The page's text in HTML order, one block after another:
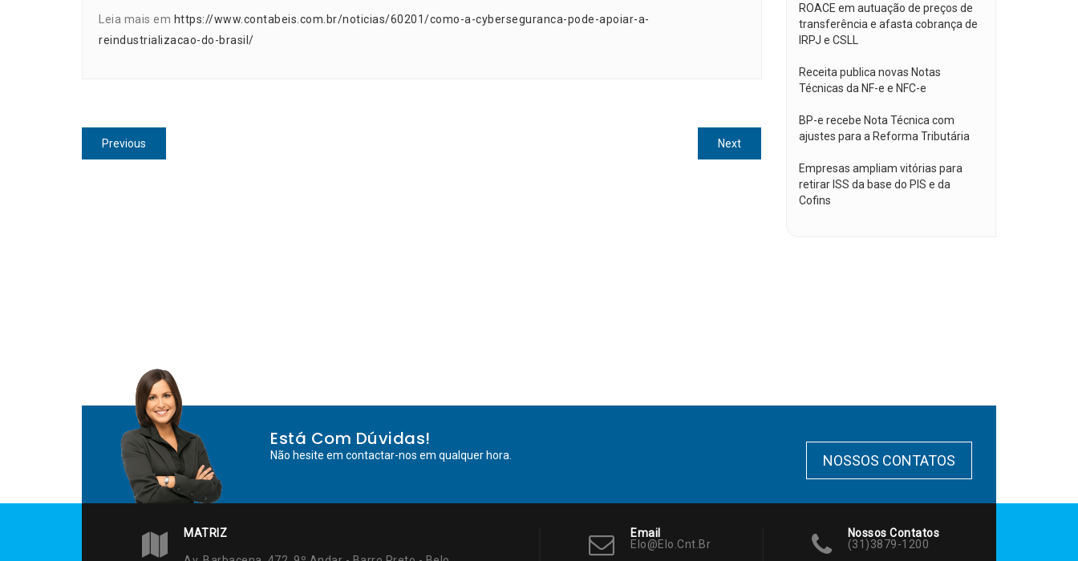
Leia mais em https://www.contabeis.com.br/noticias/60201/como-a-cyberseguranca-pode-apoiar-a-
reindustrializacao-do-brasil/
Navegação
de
Previous
post:
NextNext
post:
ROACE em autuação de preços de
transferência e afasta cobrança de
IRPJ e CSLL
Receita publica novas Notas
Técnicas da NF-e e NFC-e
BP-e recebe Nota Técnica com
ajustes para a Reforma Tributária
Empresas ampliam vitórias para
retirar ISS da base do PIS e da
Cofins
Está Com Dúvidas!
Não hesite em contactar-nos em qualquer hora. NOSSOS CONTATOS
MATRIZ
Email
Elo@elo.cnt.br
Nossos Contatos
(31)3879-1200